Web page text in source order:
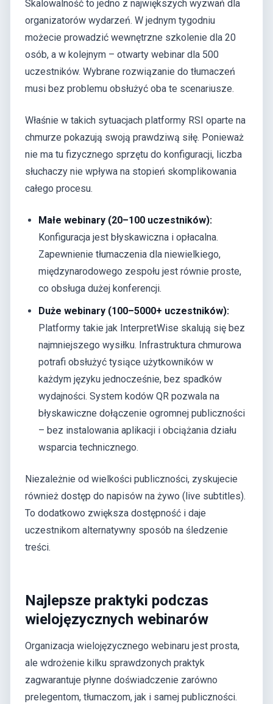
Skalowalność to jedno z największych wyzwań dla
organizatorów wydarzeń. W jednym tygodniu
możecie prowadzić wewnętrzne szkolenie dla 20
osób, a w kolejnym – otwarty webinar dla 500
uczestników. Wybrane rozwiązanie do tłumaczeń
musi bez problemu obsłużyć oba te scenariusze.
Właśnie w takich sytuacjach platformy RSI oparte na
chmurze pokazują swoją prawdziwą siłę. Ponieważ
nie ma tu fizycznego sprzętu do konfiguracji, liczba
słuchaczy nie wpływa na stopień skomplikowania
całego procesu.
Małe webinary (20–100 uczestników):
Konfiguracja jest błyskawiczna i opłacalna.
Zapewnienie tłumaczenia dla niewielkiego,
międzynarodowego zespołu jest równie proste,
co obsługa dużej konferencji.
Duże webinary (100–5000+ uczestników):
Platformy takie jak InterpretWise skalują się bez
najmniejszego wysiłku. Infrastruktura chmurowa
potrafi obsłużyć tysiące użytkowników w
każdym języku jednocześnie, bez spadków
wydajności. System kodów QR pozwala na
błyskawiczne dołączenie ogromnej publiczności
– bez instalowania aplikacji i obciążania działu
wsparcia technicznego.
Niezależnie od wielkości publiczności, zyskujecie
również dostęp do napisów na żywo (live subtitles).
To dodatkowo zwiększa dostępność i daje
uczestnikom alternatywny sposób na śledzenie
treści.
Najlepsze praktyki podczas
wielojęzycznych webinarów
Organizacja wielojęzycznego webinaru jest prosta,
ale wdrożenie kilku sprawdzonych praktyk
zagwarantuje płynne doświadczenie zarówno
prelegentom, tłumaczom, jak i samej publiczności.